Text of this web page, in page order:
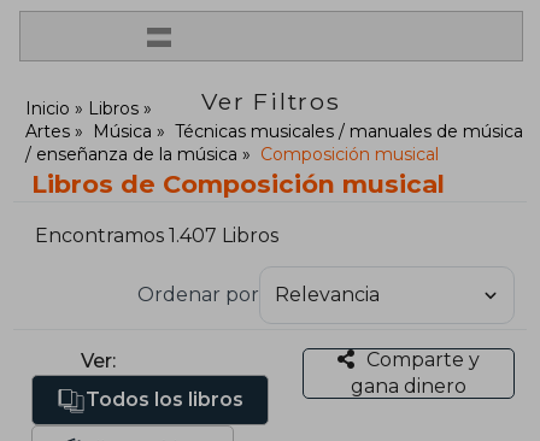
=
Ver Filtros
Inicio
Libros
Artes
Música
Técnicas musicales / manuales de música
/ enseñanza de la música
Composición musical
Libros de Composición musical
Encontramos 1.407 Libros
Ordenar por
Ver:
Todos los libros
Comparte y
gana dinero